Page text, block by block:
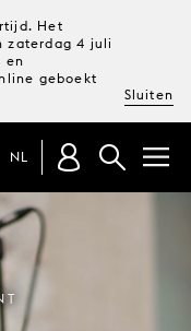
Het
zaterdag 4 juli
en
geboekt
Sluiten
NL